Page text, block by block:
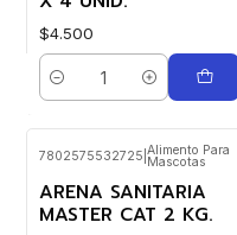
$4.500
Cantidad
7802575532725 Alimento Para
Mascotas
ARENA SANITARIA
MASTER CAT 2 KG.